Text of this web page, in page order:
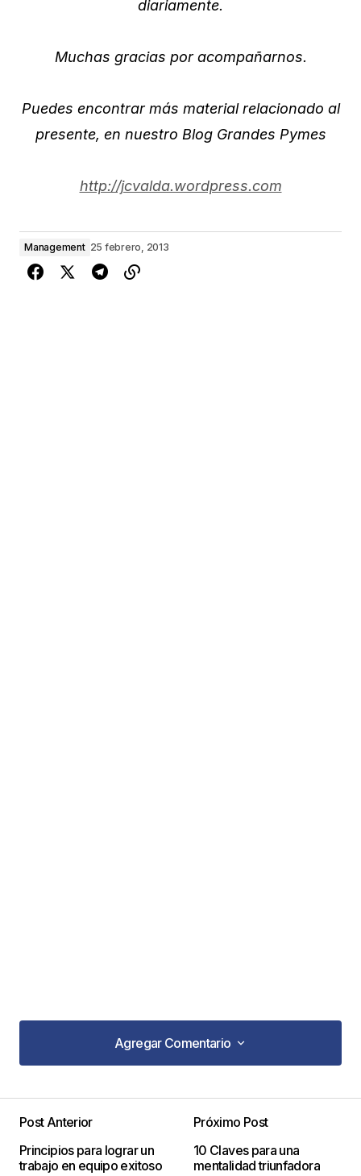
diariamente.
Muchas gracias por acompañarnos.
Puedes encontrar más material relacionado al
presente, en nuestro Blog Grandes Pymes
http://jcvalda.wordpress.com
Management 25 febrero, 2013
Agregar Comentario
Agregar Comentario
publicada. Los campos obligatorios están
marcados con*
Post Anterior
Principios para lograr un
trabajo en equipo exitoso
Próximo Post
10 Claves para una
mentalidad triunfadora